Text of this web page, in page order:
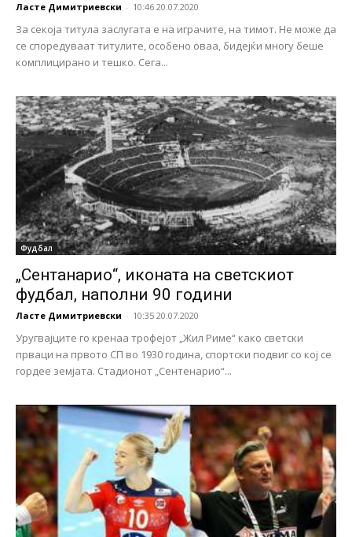
Ласте Димитриевски - 10:46 20.07.2020
За секоја титула заслугата е на играчите, на тимот. Не може да
се споредуваат титулите, особено оваа, бидејќи многу беше
комплицирано и тешко. Сега...
Фудбал
„Сентанарио“, иконата на светскиот
фудбал, наполни 90 години
Ласте Димитриевски - 10:35 20.07.2020
Уругвајците го кренаа трофејот „Жил Риме“ како светски
прваци на првото СП во 1930 година, спортски подвиг со кој се
гордее земјата. Стадионот „Сентенарио“...